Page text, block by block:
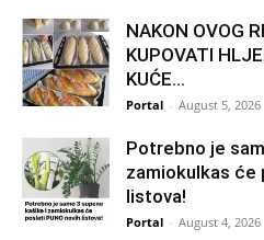
NAKON OVOG
KUPOVATI
KUĆE…
Portal - August 5, 2026
Potrebno je
zamiokulkas će
listova!
Portal - August 4, 2026